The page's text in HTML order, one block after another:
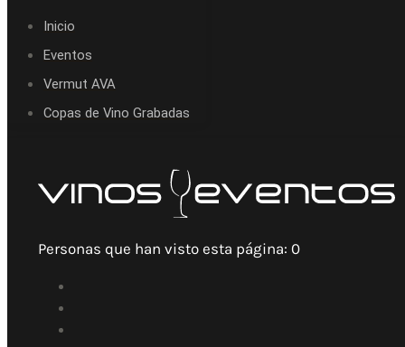
Inicio
Eventos
Vermut AVA
Copas de Vino Grabadas
Personas que han visto esta página: 0